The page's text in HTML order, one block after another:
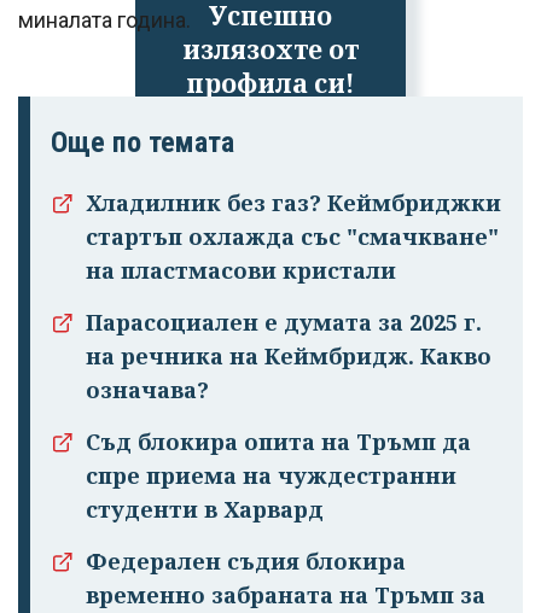
Успешно
излязохте от
профила си!
миналата година.
Още по темата
Хладилник без газ? Кеймбриджки
стартъп охлажда със "смачкване"
на пластмасови кристали
Парасоциален е думата за 2025 г.
на речника на Кеймбридж. Какво
означава?
Съд блокира опита на Тръмп да
спре приема на чуждестранни
студенти в Харвард
Федерален съдия блокира
временно забраната на Тръмп за